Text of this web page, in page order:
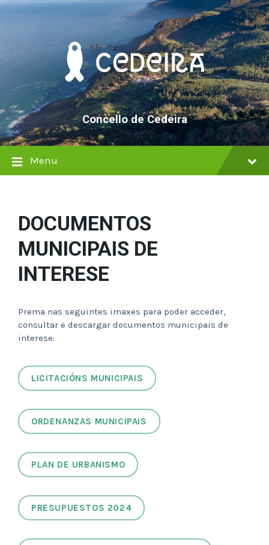
Skip
Skip
Skip
Concello de Cedeira
Menu
DOCUMENTOS
MUNICIPAIS DE
INTERESE
Prema nas seguintes imaxes para poder acceder,
consultar e descargar documentos municipais de
interese:
LICITACIÓNS MUNICIPAIS
ORDENANZAS MUNICIPAIS
PLAN DE URBANISMO
PRESUPUESTOS 2024